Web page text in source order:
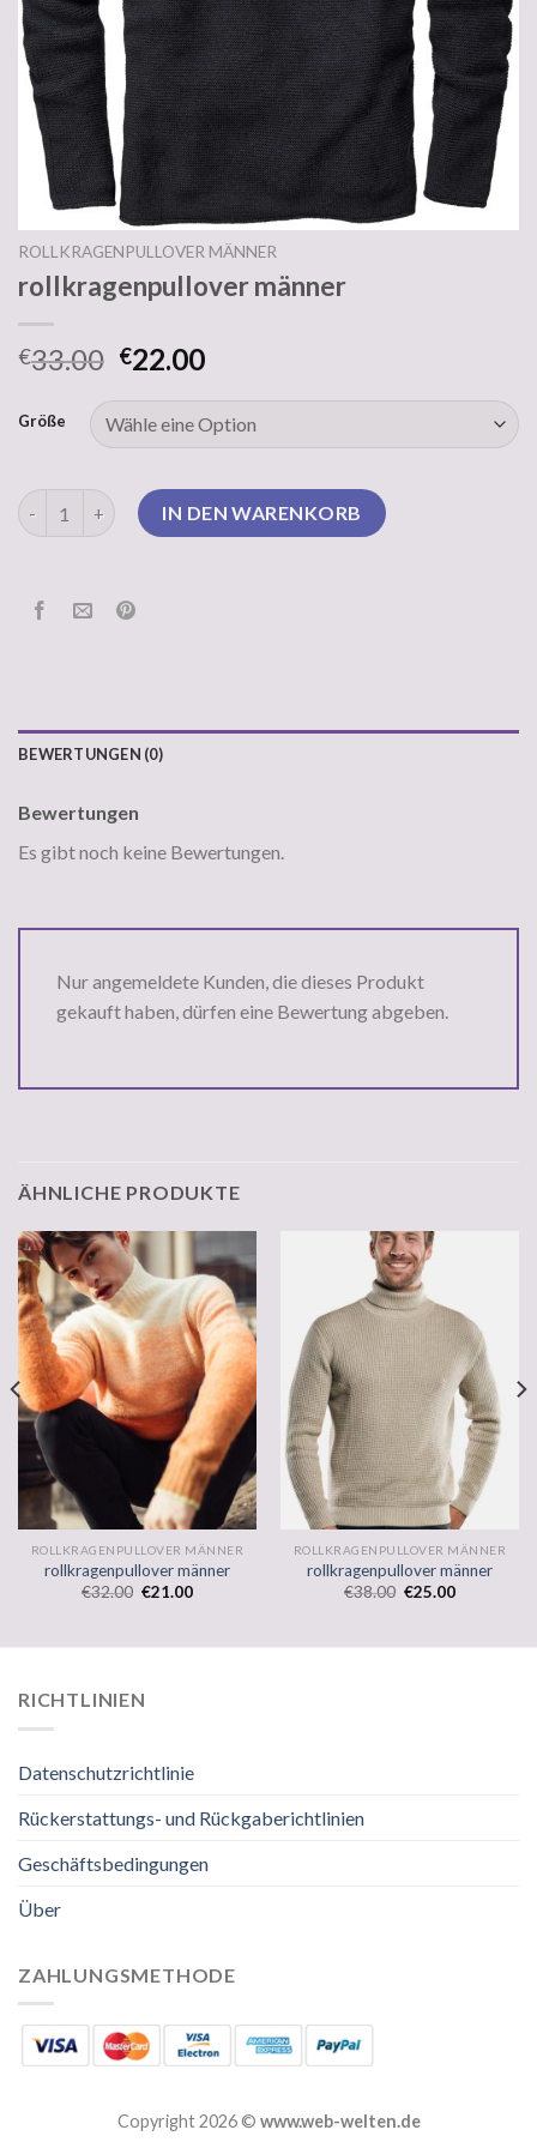
ROLLKRAGENPULLOVER MÄNNER
rollkragenpullover männer
€33.00 €22.00
Größe
rollkragenpullover männer Menge
IN DEN WARENKORB
BEWERTUNGEN (0)
Bewertungen
Es gibt noch keine Bewertungen.
Nur angemeldete Kunden, die dieses Produkt
gekauft haben, dürfen eine Bewertung abgeben.
ÄHNLICHE PRODUKTE
ROLLKRAGENPULLOVER MÄNNER
rollkragenpullover männer
€32.00 €21.00
ROLLKRAGENPULLOVER MÄNNER
rollkragenpullover männer
€38.00 €25.00
RICHTLINIEN
Datenschutzrichtlinie
Rückerstattungs- und Rückgaberichtlinien
Geschäftsbedingungen
Über
ZAHLUNGSMETHODE
Copyright 2026 © www.web-welten.de